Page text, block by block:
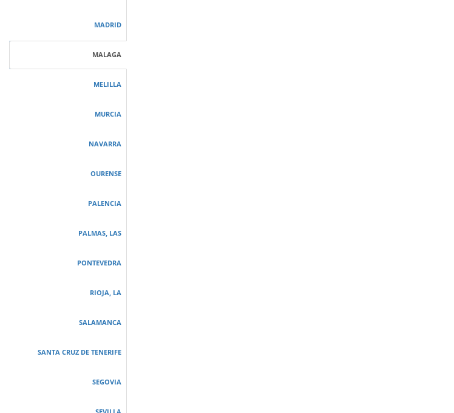
MADRID
MALAGA
MELILLA
MURCIA
NAVARRA
OURENSE
PALENCIA
PALMAS, LAS
PONTEVEDRA
RIOJA, LA
SALAMANCA
SANTA CRUZ DE TENERIFE
SEGOVIA